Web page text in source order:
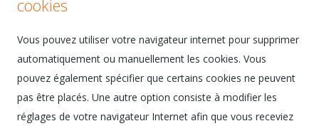
cookies
Vous pouvez utiliser votre navigateur internet pour supprimer
automatiquement ou manuellement les cookies. Vous
pouvez également spécifier que certains cookies ne peuvent
pas être placés. Une autre option consiste à modifier les
réglages de votre navigateur Internet afin que vous receviez